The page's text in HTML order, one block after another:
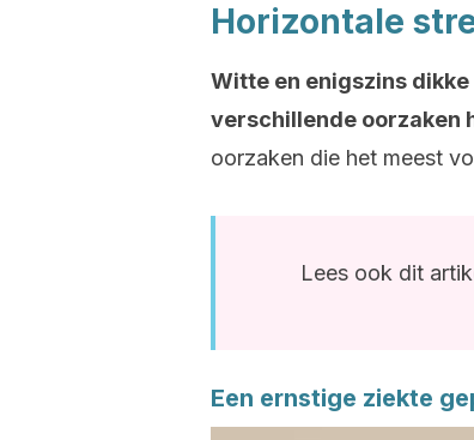
Horizontale
Witte en enigszins
verschillende oorzaken
oorzaken die het meest
Lees ook dit
Een ernstige ziekte